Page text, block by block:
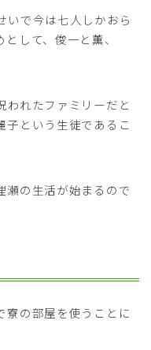
いで今は七人しかおら
して、俊一と薫、
われたファミリーだと
子という生徒であるこ
瀬の生活が始まるので
寮の部屋を使うことに